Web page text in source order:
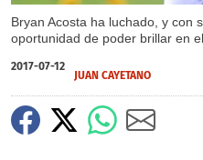
Bryan Acosta ha luchado, y con
oportunidad de poder brillar en
2017-07-12
JUAN CAYETANO